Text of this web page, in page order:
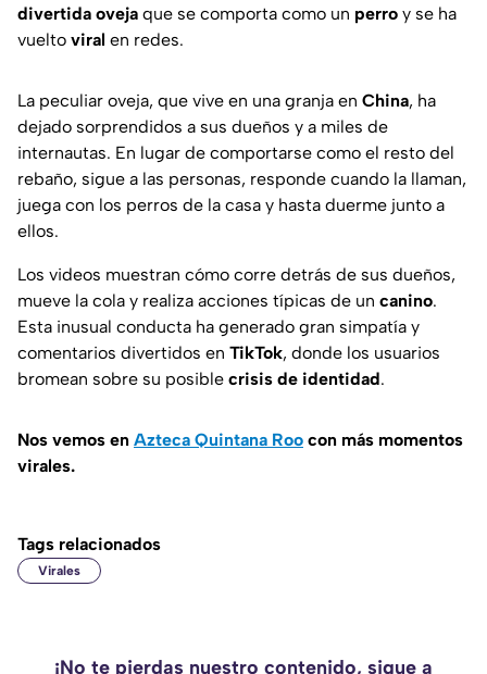
divertida oveja que se comporta como un perro y se ha
vuelto viral en redes.
La peculiar oveja, que vive en una granja en China, ha
dejado sorprendidos a sus dueños y a miles de
internautas. En lugar de comportarse como el resto del
rebaño, sigue a las personas, responde cuando la llaman,
juega con los perros de la casa y hasta duerme junto a
ellos.
Los videos muestran cómo corre detrás de sus dueños,
mueve la cola y realiza acciones típicas de un canino.
Esta inusual conducta ha generado gran simpatía y
comentarios divertidos en TikTok, donde los usuarios
bromean sobre su posible crisis de identidad.
Nos vemos en Azteca Quintana Roo con más momentos
virales.
Tags relacionados
Virales
¡No te pierdas nuestro contenido, sigue a